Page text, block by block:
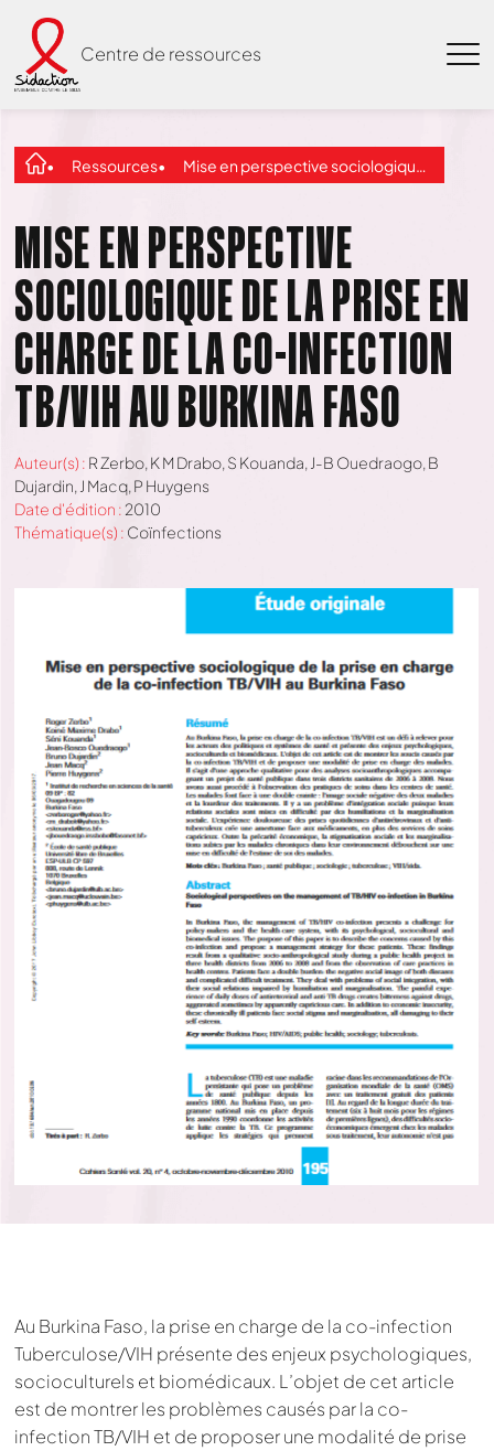
Centre de ressources
Ressources Mise en perspective sociologique de la prise en charge de la co-infection TB/VIH au Burkina Faso
MISE EN PERSPECTIVE
SOCIOLOGIQUE DE LA PRISE EN
CHARGE DE LA CO-INFECTION
TB/VIH AU BURKINA FASO
Auteur(s) : R Zerbo, K M Drabo, S Kouanda, J-B Ouedraogo, B
Dujardin, J Macq, P Huygens
Date d'édition : 2010
Thématique(s) : Coïnfections
Au Burkina Faso, la prise en charge de la co-infection
Tuberculose/VIH présente des enjeux psychologiques,
socioculturels et biomédicaux. L’objet de cet article
est de montrer les problèmes causés par la co-
infection TB/VIH et de proposer une modalité de prise